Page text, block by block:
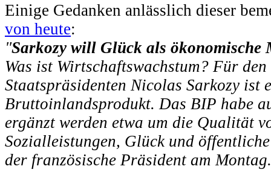
Einige Gedanken anlässlich dieser
von heute:
"Sarkozy will Glück als ökonomische
Was ist Wirtschaftswachstum? Für
Staatspräsidenten Nicolas Sarkozy ist
Bruttoinlandsprodukt. Das BIP habe
ergänzt werden etwa um die Qualität
Sozialleistungen, Glück und
der französische Präsident am